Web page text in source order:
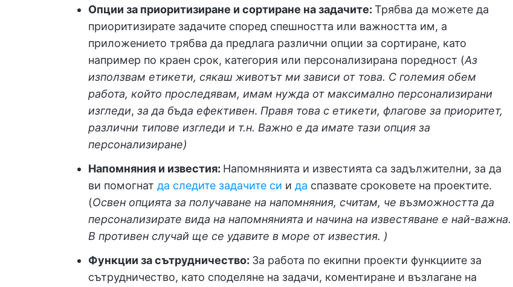
Опции за приоритизиране и сортиране на задачите: Трябва да можете да
приоритизирате задачите според спешността или важността им, а
приложението трябва да предлага различни опции за сортиране, като
например по краен срок, категория или персонализирана поредност (Аз
използвам етикети, сякаш животът ми зависи от това. С големия обем
работа, който проследявам, имам нужда от максимално персонализирани
изгледи, за да бъда ефективен. Правя това с етикети, флагове за приоритет,
различни типове изгледи и т.н. Важно е да имате тази опция за
персонализиране)
Напомняния и известия: Напомнянията и известията са задължителни, за да
ви помогнат да следите задачите си и да спазвате сроковете на проектите.
(Освен опцията за получаване на напомняния, считам, че възможността да
персонализирате вида на напомнянията и начина на известяване е най-важна.
В противен случай ще се удавите в море от известия. )
Функции за сътрудничество: За работа по екипни проекти функциите за
сътрудничество, като споделяне на задачи, коментиране и възлагане на